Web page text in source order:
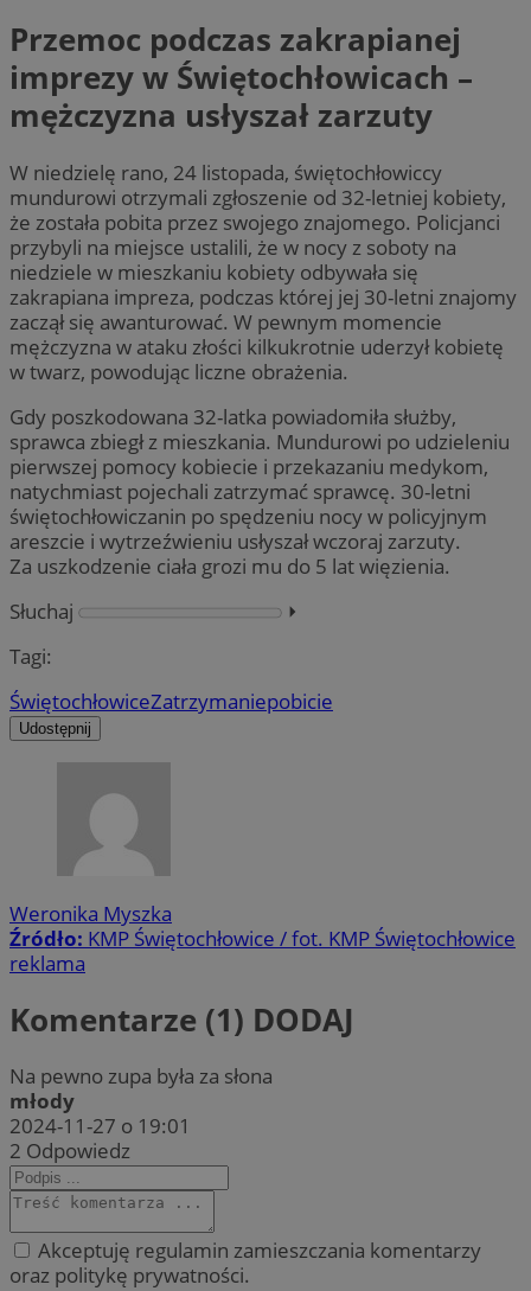
Przemoc podczas zakrapianej
imprezy w Świętochłowicach –
mężczyzna usłyszał zarzuty
W niedzielę rano, 24 listopada, świętochłowiccy
mundurowi otrzymali zgłoszenie od 32-letniej kobiety,
że została pobita przez swojego znajomego. Policjanci
przybyli na miejsce ustalili, że w nocy z soboty na
niedziele w mieszkaniu kobiety odbywała się
zakrapiana impreza, podczas której jej 30-letni znajomy
zaczął się awanturować. W pewnym momencie
mężczyzna w ataku złości kilkukrotnie uderzył kobietę
w twarz, powodując liczne obrażenia.
Gdy poszkodowana 32-latka powiadomiła służby,
sprawca zbiegł z mieszkania. Mundurowi po udzieleniu
pierwszej pomocy kobiecie i przekazaniu medykom,
natychmiast pojechali zatrzymać sprawcę. 30-letni
świętochłowiczanin po spędzeniu nocy w policyjnym
areszcie i wytrzeźwieniu usłyszał wczoraj zarzuty.
Za uszkodzenie ciała grozi mu do 5 lat więzienia.
Słuchaj
⏵︎
Tagi:
ŚwiętochłowiceZatrzymaniepobicie
Udostępnij
Weronika Myszka
Źródło: KMP Świętochłowice / fot. KMP Świętochłowice
reklama
Komentarze (1) DODAJ
Na pewno zupa była za słona
młody
2024-11-27 o 19:01
2 Odpowiedz
Akceptuję regulamin zamieszczania komentarzy
oraz politykę prywatności.